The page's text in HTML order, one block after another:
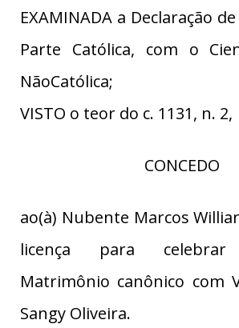
EXAMINADA a Declaração
Parte Católica, com o
NãoCatólica;
VISTO o teor do c. 1131, n. 2,
CONCEDO
ao(à) Nubente Marcos
licença para celebrar
Matrimônio canônico com
Sangy Oliveira.